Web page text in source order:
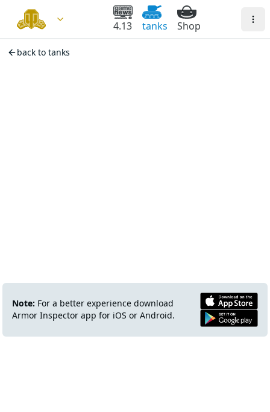
4.13 tanks Shop
back to tanks
Note: For a better experience download
Armor Inspector app for iOS or Android.